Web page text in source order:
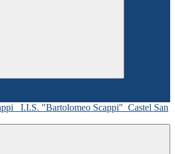
I.I.S. "Bartolomeo Scappi" Castel San